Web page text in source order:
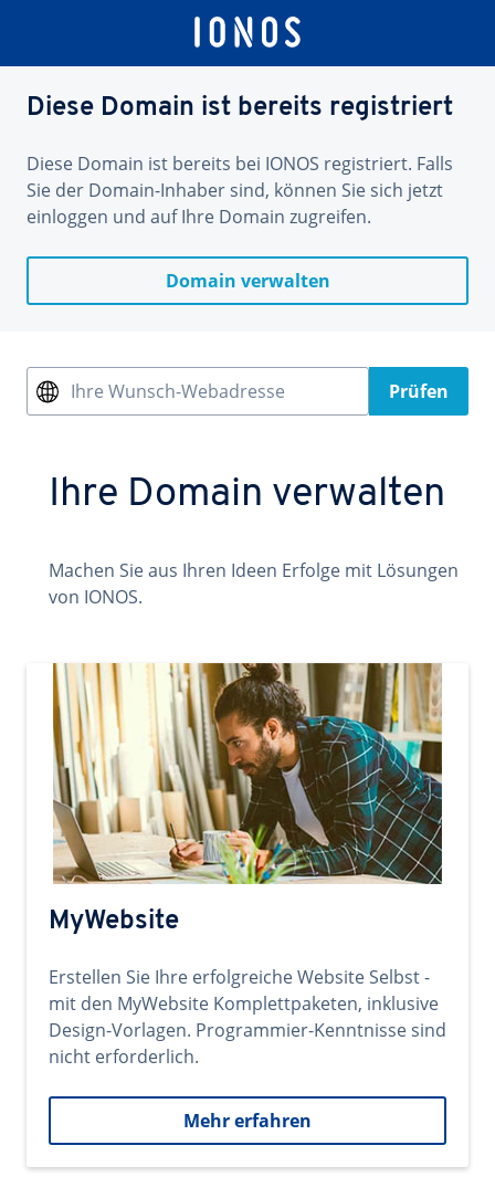
Diese Domain ist bereits registriert
Diese Domain ist bereits bei IONOS registriert. Falls
Sie der Domain-Inhaber sind, können Sie sich jetzt
einloggen und auf Ihre Domain zugreifen.
Domain verwalten
Ihre Wunsch-Webadresse Prüfen
Ihre Domain verwalten
Machen Sie aus Ihren Ideen Erfolge mit Lösungen
von IONOS.
MyWebsite
Erstellen Sie Ihre erfolgreiche Website Selbst -
mit den MyWebsite Komplettpaketen, inklusive
Design-Vorlagen. Programmier-Kenntnisse sind
nicht erforderlich.
Mehr erfahren